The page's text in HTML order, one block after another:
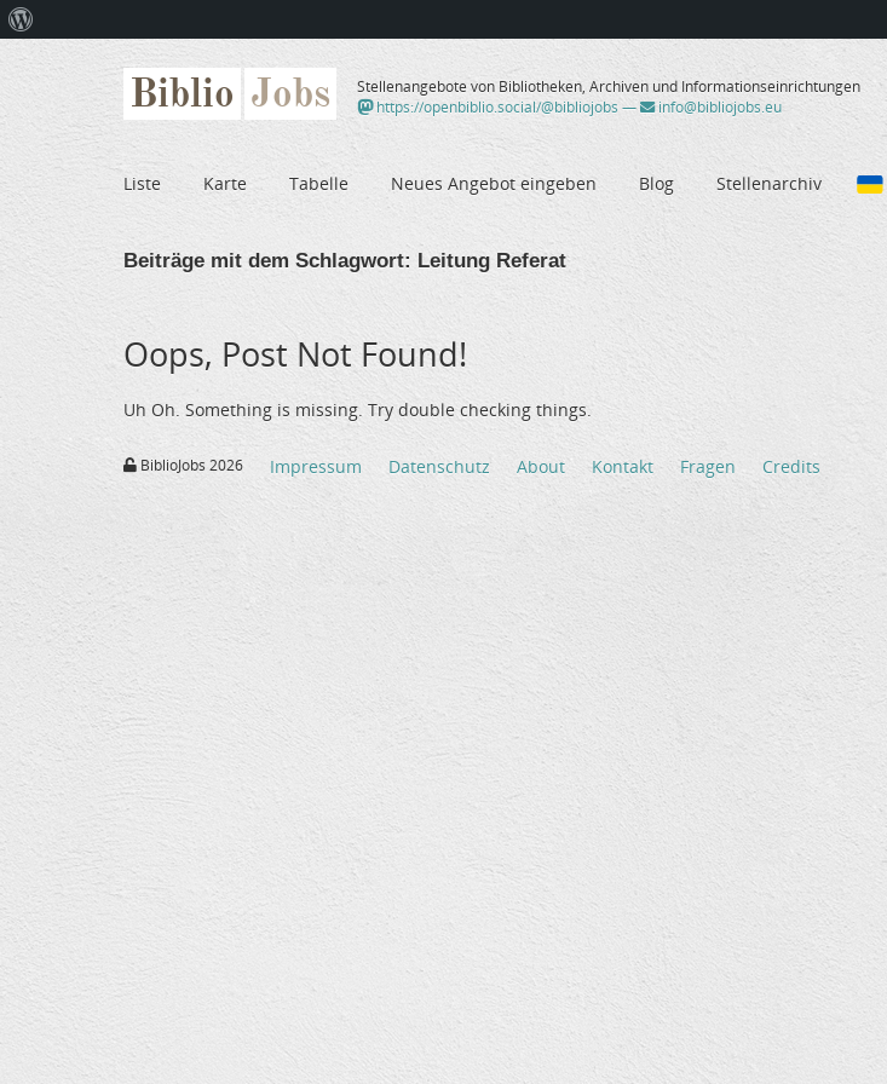
Biblio Jobs
Stellenangebote von Bibliotheken, Archiven und Informationseinrichtungen
https://openbiblio.social/@bibliojobs — info@bibliojobs.eu
Liste Karte Tabelle Neues Angebot eingeben Blog Stellenarchiv
Beiträge mit dem Schlagwort: Leitung Referat
Oops, Post Not Found!
Uh Oh. Something is missing. Try double checking things.
BiblioJobs 2026 Impressum Datenschutz About Kontakt Fragen Credits
WordPress